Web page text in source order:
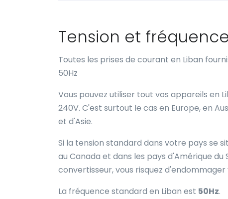
Tension et
Toutes les prises de courant en Liban
50Hz
Vous pouvez utiliser tout vos appareils en
240V. C'est surtout le cas en Europe, en
et d'Asie.
Si la tension standard dans votre pays se
au Canada et dans les pays d'Amérique du
convertisseur, vous risquez
La fréquence standard en Liban est 50Hz.